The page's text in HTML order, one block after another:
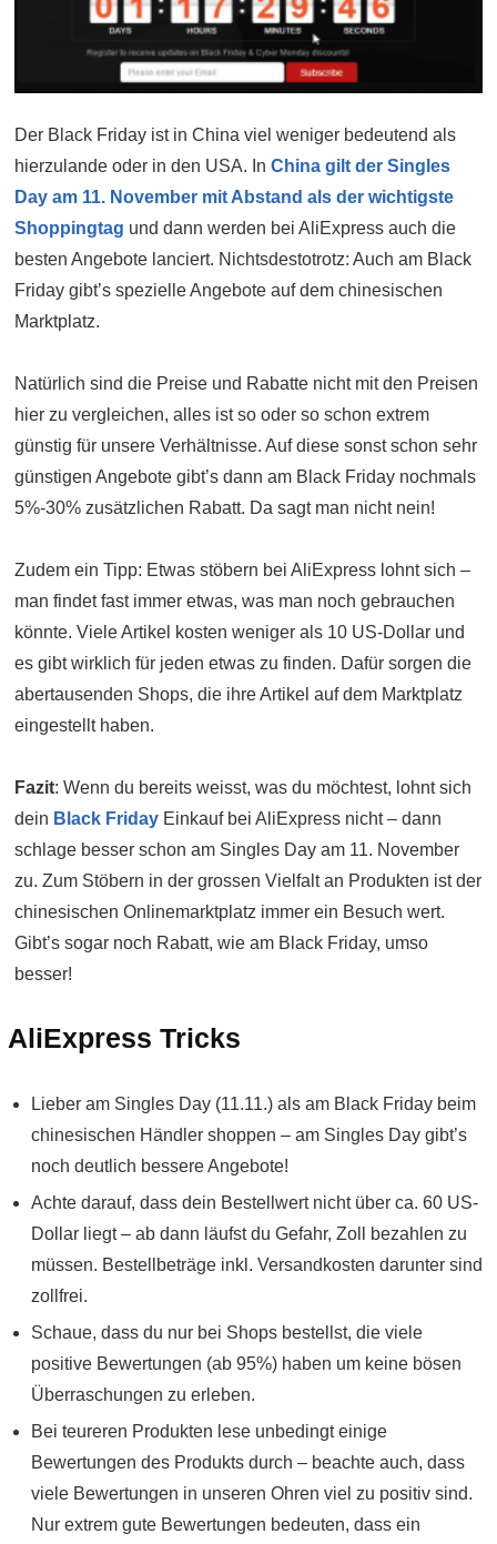
Der Black Friday ist in China viel weniger bedeutend als
hierzulande oder in den USA. In China gilt der Singles
Day am 11. November mit Abstand als der wichtigste
Shoppingtag und dann werden bei AliExpress auch die
besten Angebote lanciert. Nichtsdestotrotz: Auch am Black
Friday gibt’s spezielle Angebote auf dem chinesischen
Marktplatz.
Natürlich sind die Preise und Rabatte nicht mit den Preisen
hier zu vergleichen, alles ist so oder so schon extrem
günstig für unsere Verhältnisse. Auf diese sonst schon sehr
günstigen Angebote gibt’s dann am Black Friday nochmals
5%-30% zusätzlichen Rabatt. Da sagt man nicht nein!
Zudem ein Tipp: Etwas stöbern bei AliExpress lohnt sich –
man findet fast immer etwas, was man noch gebrauchen
könnte. Viele Artikel kosten weniger als 10 US-Dollar und
es gibt wirklich für jeden etwas zu finden. Dafür sorgen die
abertausenden Shops, die ihre Artikel auf dem Marktplatz
eingestellt haben.
Fazit: Wenn du bereits weisst, was du möchtest, lohnt sich
dein Black Friday Einkauf bei AliExpress nicht – dann
schlage besser schon am Singles Day am 11. November
zu. Zum Stöbern in der grossen Vielfalt an Produkten ist der
chinesischen Onlinemarktplatz immer ein Besuch wert.
Gibt’s sogar noch Rabatt, wie am Black Friday, umso
besser!
AliExpress Tricks
Lieber am Singles Day (11.11.) als am Black Friday beim
chinesischen Händler shoppen – am Singles Day gibt’s
noch deutlich bessere Angebote!
Achte darauf, dass dein Bestellwert nicht über ca. 60 US-
Dollar liegt – ab dann läufst du Gefahr, Zoll bezahlen zu
müssen. Bestellbeträge inkl. Versandkosten darunter sind
zollfrei.
Schaue, dass du nur bei Shops bestellst, die viele
positive Bewertungen (ab 95%) haben um keine bösen
Überraschungen zu erleben.
Bei teureren Produkten lese unbedingt einige
Bewertungen des Produkts durch – beachte auch, dass
viele Bewertungen in unseren Ohren viel zu positiv sind.
Nur extrem gute Bewertungen bedeuten, dass ein